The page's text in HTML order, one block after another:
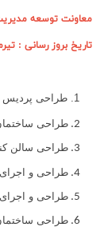
معاونت توسعه
تاریخ بروز رسانی : تیرماه
طراحی پردیس
طراحی ساختمان
طراحی سالن
طراحی و
طراحی و اجرای
طراحی